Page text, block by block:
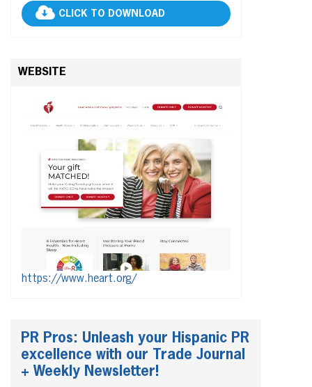
CLICK TO DOWNLOAD
WEBSITE
https://www.heart.org/
PR Pros: Unleash your Hispanic PR
excellence with our Trade Journal
+ Weekly Newsletter!